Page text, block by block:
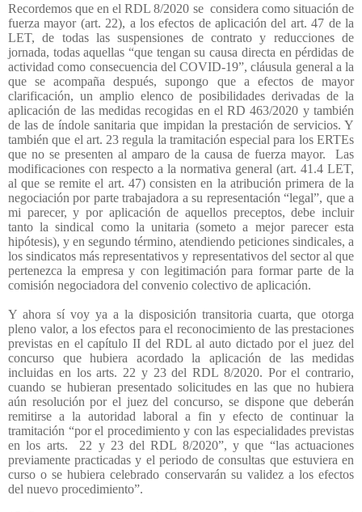
Recordemos que en el RDL 8/2020 se considera como situación de
fuerza mayor (art. 22), a los efectos de aplicación del art. 47 de la
LET, de todas las suspensiones de contrato y reducciones de
jornada, todas aquellas “que tengan su causa directa en pérdidas de
actividad como consecuencia del COVID-19”, cláusula general a la
que se acompaña después, supongo que a efectos de mayor
clarificación, un amplio elenco de posibilidades derivadas de la
aplicación de las medidas recogidas en el RD 463/2020 y también
de las de índole sanitaria que impidan la prestación de servicios. Y
también que el art. 23 regula la tramitación especial para los ERTEs
que no se presenten al amparo de la causa de fuerza mayor.
Las
modificaciones con respecto a la normativa general (art. 41.4 LET,
al que se remite el art. 47) consisten en la atribución primera de la
negociación por parte trabajadora a su representación “legal”, que a
mi parecer, y por aplicación de aquellos preceptos, debe incluir
tanto la sindical como la unitaria (someto a mejor parecer esta
hipótesis), y en segundo término, atendiendo peticiones sindicales, a
los sindicatos más representativos y representativos del sector al que
pertenezca la empresa y con legitimación para formar parte de la
comisión negociadora del convenio colectivo de aplicación.
Y ahora sí voy ya a la disposición transitoria cuarta, que otorga
pleno valor, a los efectos para el reconocimiento de las prestaciones
previstas en el capítulo II del RDL al auto dictado por el juez del
concurso que hubiera acordado la aplicación de las medidas
incluidas en los arts. 22 y 23 del RDL 8/2020. Por el contrario,
cuando se hubieran presentado solicitudes en las que no hubiera
aún resolución por el juez del concurso, se dispone que deberán
remitirse a la autoridad laboral a fin y efecto de continuar la
tramitación “por el procedimiento y con las especialidades previstas
en los arts.
22 y 23 del RDL 8/2020”, y que “las actuaciones
previamente practicadas y el periodo de consultas que estuviera en
curso o se hubiera celebrado conservarán su validez a los efectos
del nuevo procedimiento”.